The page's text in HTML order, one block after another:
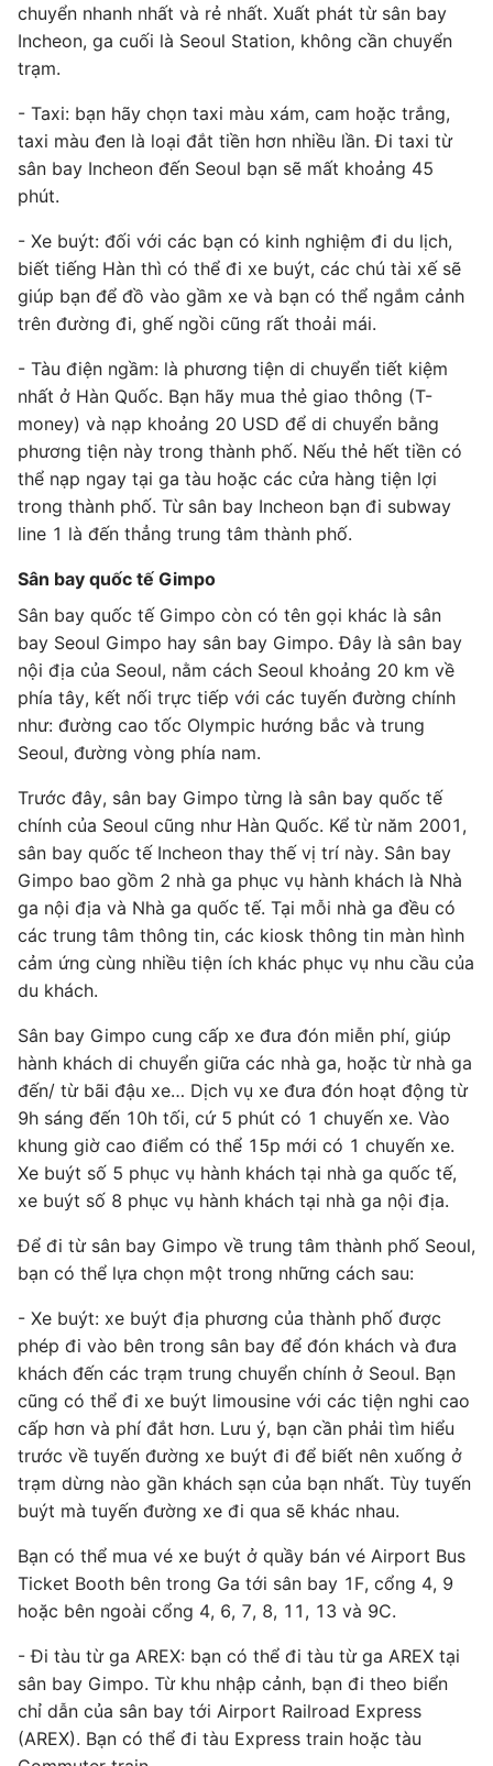
chuyển nhanh nhất và rẻ nhất. Xuất phát từ sân bay
Incheon, ga cuối là Seoul Station, không cần chuyển
trạm.
- Taxi: bạn hãy chọn taxi màu xám, cam hoặc trắng,
taxi màu đen là loại đắt tiền hơn nhiều lần. Đi taxi từ
sân bay Incheon đến Seoul bạn sẽ mất khoảng 45
phút.
- Xe buýt: đối với các bạn có kinh nghiệm đi du lịch,
biết tiếng Hàn thì có thể đi xe buýt, các chú tài xế sẽ
giúp bạn để đồ vào gầm xe và bạn có thể ngắm cảnh
trên đường đi, ghế ngồi cũng rất thoải mái.
- Tàu điện ngầm: là phương tiện di chuyển tiết kiệm
nhất ở Hàn Quốc. Bạn hãy mua thẻ giao thông (T-
money) và nạp khoảng 20 USD để di chuyển bằng
phương tiện này trong thành phố. Nếu thẻ hết tiền có
thể nạp ngay tại ga tàu hoặc các cửa hàng tiện lợi
trong thành phố. Từ sân bay Incheon bạn đi subway
line 1 là đến thẳng trung tâm thành phố.
Sân bay quốc tế Gimpo
Sân bay quốc tế Gimpo còn có tên gọi khác là sân
bay Seoul Gimpo hay sân bay Gimpo. Đây là sân bay
nội địa của Seoul, nằm cách Seoul khoảng 20 km về
phía tây, kết nối trực tiếp với các tuyến đường chính
như: đường cao tốc Olympic hướng bắc và trung
Seoul, đường vòng phía nam.
Trước đây, sân bay Gimpo từng là sân bay quốc tế
chính của Seoul cũng như Hàn Quốc. Kể từ năm 2001,
sân bay quốc tế Incheon thay thế vị trí này. Sân bay
Gimpo bao gồm 2 nhà ga phục vụ hành khách là Nhà
ga nội địa và Nhà ga quốc tế. Tại mỗi nhà ga đều có
các trung tâm thông tin, các kiosk thông tin màn hình
cảm ứng cùng nhiều tiện ích khác phục vụ nhu cầu của
du khách.
Sân bay Gimpo cung cấp xe đưa đón miễn phí, giúp
hành khách di chuyển giữa các nhà ga, hoặc từ nhà ga
đến/ từ bãi đậu xe… Dịch vụ xe đưa đón hoạt động từ
9h sáng đến 10h tối, cứ 5 phút có 1 chuyến xe. Vào
khung giờ cao điểm có thể 15p mới có 1 chuyến xe.
Xe buýt số 5 phục vụ hành khách tại nhà ga quốc tế,
xe buýt số 8 phục vụ hành khách tại nhà ga nội địa.
Để đi từ sân bay Gimpo về trung tâm thành phố Seoul,
bạn có thể lựa chọn một trong những cách sau:
- Xe buýt: xe buýt địa phương của thành phố được
phép đi vào bên trong sân bay để đón khách và đưa
khách đến các trạm trung chuyển chính ở Seoul. Bạn
cũng có thể đi xe buýt limousine với các tiện nghi cao
cấp hơn và phí đắt hơn. Lưu ý, bạn cần phải tìm hiểu
trước về tuyến đường xe buýt đi để biết nên xuống ở
trạm dừng nào gần khách sạn của bạn nhất. Tùy tuyến
buýt mà tuyến đường xe đi qua sẽ khác nhau.
Bạn có thể mua vé xe buýt ở quầy bán vé Airport Bus
Ticket Booth bên trong Ga tới sân bay 1F, cổng 4, 9
hoặc bên ngoài cổng 4, 6, 7, 8, 11, 13 và 9C.
- Đi tàu từ ga AREX: bạn có thể đi tàu từ ga AREX tại
sân bay Gimpo. Từ khu nhập cảnh, bạn đi theo biển
chỉ dẫn của sân bay tới Airport Railroad Express
(AREX). Bạn có thể đi tàu Express train hoặc tàu